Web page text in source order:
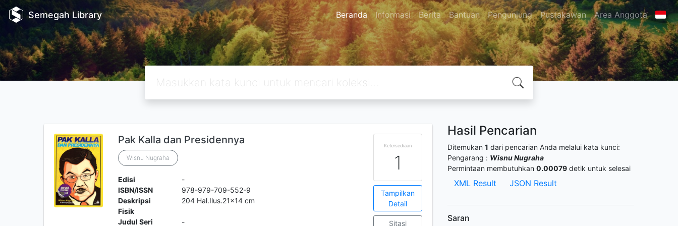
Semegah Library Beranda Informasi Berita Bantuan Pengunjung Pustakawan Area Anggota
Pak Kalla dan Presidennya
Wisnu Nugraha
Edisi
-
ISBN/ISSN
978-979-709-552-9
Deskripsi
Fisik
204 Hal.Ilus.21x14 cm
Judul Seri -
Ketersediaan
1
Tampilkan
Detail
Sitasi
Hasil Pencarian
Ditemukan 1 dari pencarian Anda melalui kata kunci:
Pengarang : Wisnu Nugraha
Permintaan membutuhkan 0.00079 detik untuk selesai
XML Result JSON Result
Saran